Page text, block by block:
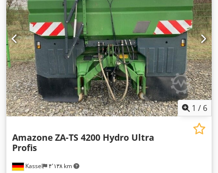
1 / 6
Kassel ۴٬۱۳۸ km
Amazone ZA-TS 4200 Hydro Ultra
Profis